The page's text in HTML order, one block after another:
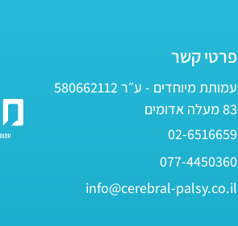
פרטי קשר
עמותת מיוחדים - ע״ר 580662112
83 מעלה אדומים
02-6516659
077-4450360
info@cerebral-palsy.co.il